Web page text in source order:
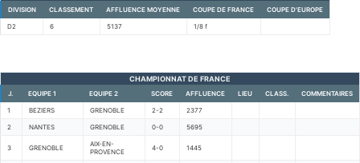
DIVISION CLASSEMENT AFFLUENCE MOYENNE COUPE DE FRANCE COUPE D'EUROPE
D2 6 5137 1/8 f
CHAMPIONNAT DE FRANCE
J. EQUIPE 1 EQUIPE 2 SCORE AFFLUENCE LIEU CLASS. COMMENTAIRES
1 BEZIERS GRENOBLE 2-2 2377
2 NANTES GRENOBLE 0-0 5695
3 GRENOBLE
AIX-EN-
PROVENCE
4-0 1445